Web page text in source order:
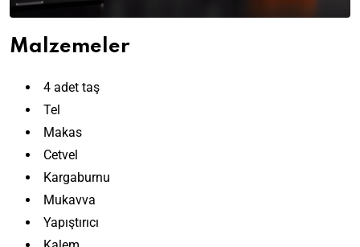
Malzemeler
4 adet taş
Tel
Makas
Cetvel
Kargaburnu
Mukavva
Yapıştırıcı